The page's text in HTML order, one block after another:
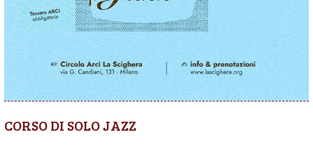
CORSO DI SOLO JAZZ